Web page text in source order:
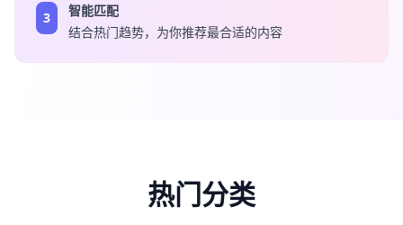
3
智能匹配
结合热门趋势，为你推荐最合适的内容
热门分类